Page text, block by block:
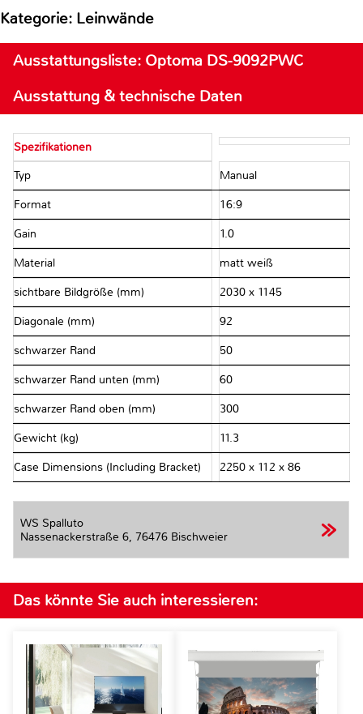
Kategorie: Leinwände
Ausstattungsliste: Optoma DS-9092PWC
Ausstattung & technische Daten
Spezifikationen
Typ Manual
Format 16:9
Gain 1.0
Material matt weiß
sichtbare Bildgröße (mm) 2030 x 1145
Diagonale (mm) 92
schwarzer Rand 50
schwarzer Rand unten (mm) 60
schwarzer Rand oben (mm) 300
Gewicht (kg) 11.3
Case Dimensions (Including Bracket) 2250 x 112 x 86
WS Spalluto
Nassenackerstraße 6, 76476 Bischweier
Das könnte Sie auch interessieren: